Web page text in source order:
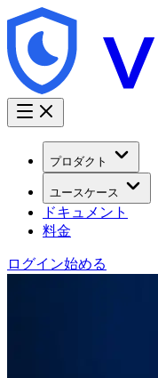
プロダクト
ユースケース
ドキュメント
料金
ログイン始める